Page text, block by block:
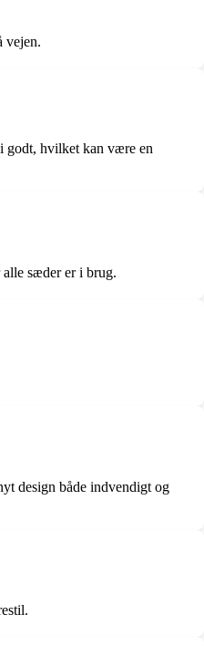
vejen.
godt, hvilket kan være en
sæder er i brug.
design både indvendigt og